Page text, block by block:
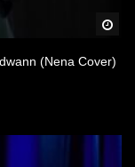
(Nena Cover)